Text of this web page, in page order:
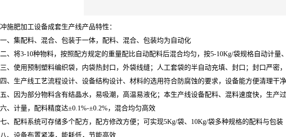
冲施肥加工设备成套生产线产品特性：
一、集配料、混合、包装于一体，配料、混合、包装均为自动化
二、将3-10种物料，按照配方规定的重量配比自动配料后混合均匀，按5-10Kg/袋规格自动计量
三、使用预制塑料编织袋，内袋热封口，外袋线缝；人工套袋的半自动充填、封口；封口严密
四、生产线工艺流程设计、设备结构设计、材料的选用符合防腐蚀的要求，设备能方便清理干
五、因为部分物料含有结晶水，易吸潮，高温易液化；本生产线设备配料、混料速度快，生产
六、计量，配料精度达±0.1%-±0.2%，混合均匀高效
七、配料系统可存储多个配方，配方修改方便；可实现5Kg/袋、10Kg/袋多种规格的配料与包装
八、设备布置紧凑，能耗低，节能高效